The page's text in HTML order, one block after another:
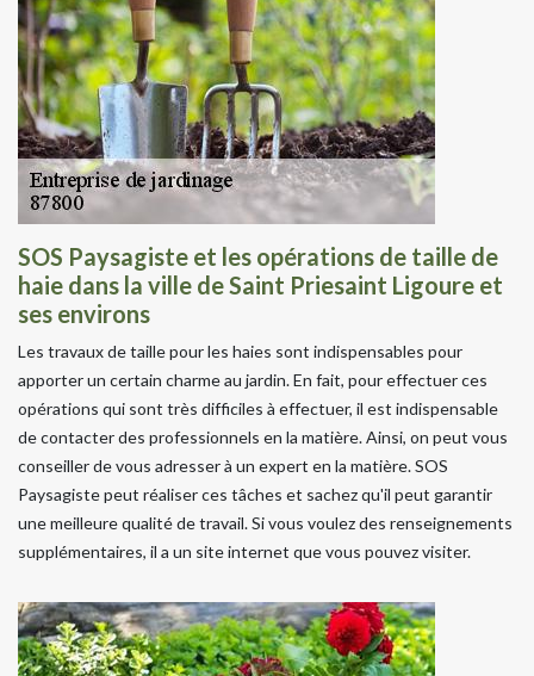
SOS Paysagiste et les opérations de taille de
haie dans la ville de Saint Priesaint Ligoure et
ses environs
Les travaux de taille pour les haies sont indispensables pour
apporter un certain charme au jardin. En fait, pour effectuer ces
opérations qui sont très difficiles à effectuer, il est indispensable
de contacter des professionnels en la matière. Ainsi, on peut vous
conseiller de vous adresser à un expert en la matière. SOS
Paysagiste peut réaliser ces tâches et sachez qu'il peut garantir
une meilleure qualité de travail. Si vous voulez des renseignements
supplémentaires, il a un site internet que vous pouvez visiter.